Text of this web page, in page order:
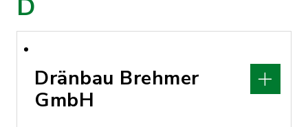
D
Dränbau Brehmer
GmbH